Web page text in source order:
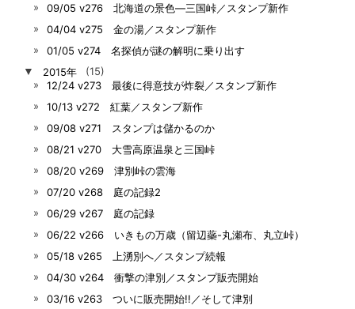
09/05 v276 北海道の景色―三国峠／スタンプ新作
04/04 v275 金の湯／スタンプ新作
01/05 v274 名探偵が謎の解明に乗り出す
▼
2015年
(15)
12/24 v273 最後に得意技が炸裂／スタンプ新作
10/13 v272 紅葉／スタンプ新作
09/08 v271 スタンプは儲かるのか
08/21 v270 大雪高原温泉と三国峠
08/20 v269 津別峠の雲海
07/20 v268 庭の記録2
06/29 v267 庭の記録
06/22 v266 いきもの万歳（留辺蘂-丸瀬布、丸立峠）
05/18 v265 上湧別へ／スタンプ続報
04/30 v264 衝撃の津別／スタンプ販売開始
03/16 v263 ついに販売開始!!／そして津別